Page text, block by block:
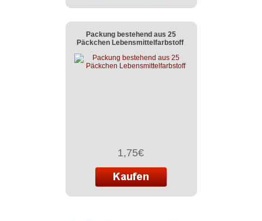
Packung bestehend aus 25
Päckchen Lebensmittelfarbstoff
1,75€